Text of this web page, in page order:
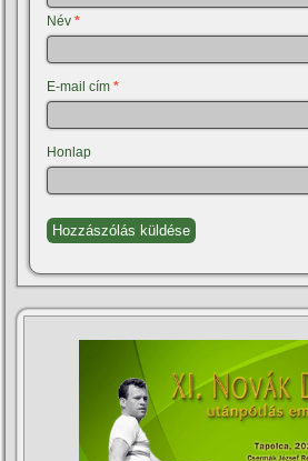
Név*
E-mail cím*
Honlap